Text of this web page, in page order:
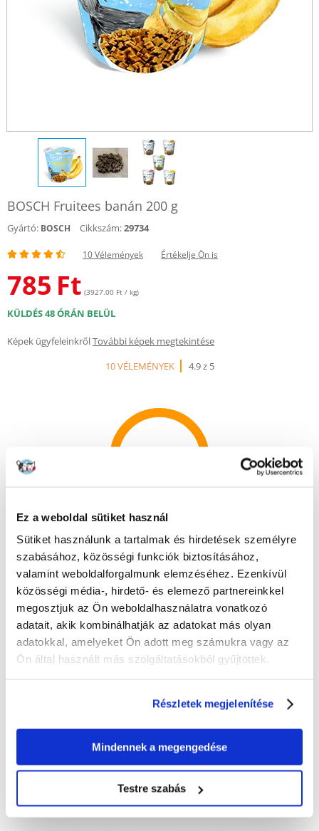
Ez a weboldal sütiket használ
Sütiket használunk a tartalmak és hirdetések személyre
szabásához, közösségi funkciók biztosításához,
valamint weboldalforgalmunk elemzéséhez. Ezenkívül
közösségi média-, hirdető- és elemező partnereinkkel
megosztjuk az Ön weboldalhasználatra vonatkozó
adatait, akik kombinálhatják az adatokat más olyan
adatokkal, amelyeket Ön adott meg számukra vagy az
Ön által használt más szolgáltatásokból gyűjtöttek.
Részletek megjelenítése
Mindennek a megengedése
Testre szabás
BOSCH Fruitees banán 200 g
Gyártó: BOSCH Cikkszám:29734
10 Vélemények Értékelje Ön is
785 Ft (3927.00 Ft / kg)
KÜLDÉS 48 ÓRÁN BELÜL
Képek ügyfeleinkrőlTovábbi képek megtekintése
10 VÉLEMÉNYEK
4.9 z 5
Recommend
100% AZ ÜGYFELEK AJÁNLJÁK EZT A TERMÉKET
ÉRTÉKELJE ÖN IS
Leírás
Gyümölcsös-húsos jutalomfalat bármely kutyának
Ideális pozitív megerősítésre neveléshez vagy tréningeken
Németországban készül
Semi-Moist: félnedves állag a legkiválóbb íz és a különösen magas
Cukor hozzáadása nélkül
Aroma- és színezőanyagok nélkül
Praktikus, újrazárható pohárban (soft-lift-cup): így a kis csontocskák